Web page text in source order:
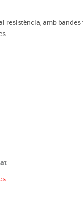
Esports raqueta
Gimnàstica rítmica
resistència, amb